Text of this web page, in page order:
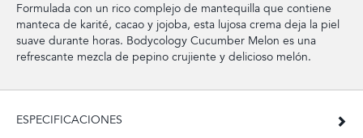
Formulada con un rico complejo de mantequilla que contiene
manteca de karité, cacao y jojoba, esta lujosa crema deja la piel
suave durante horas. Bodycology Cucumber Melon es una
refrescante mezcla de pepino crujiente y delicioso melón.
ESPECIFICACIONES